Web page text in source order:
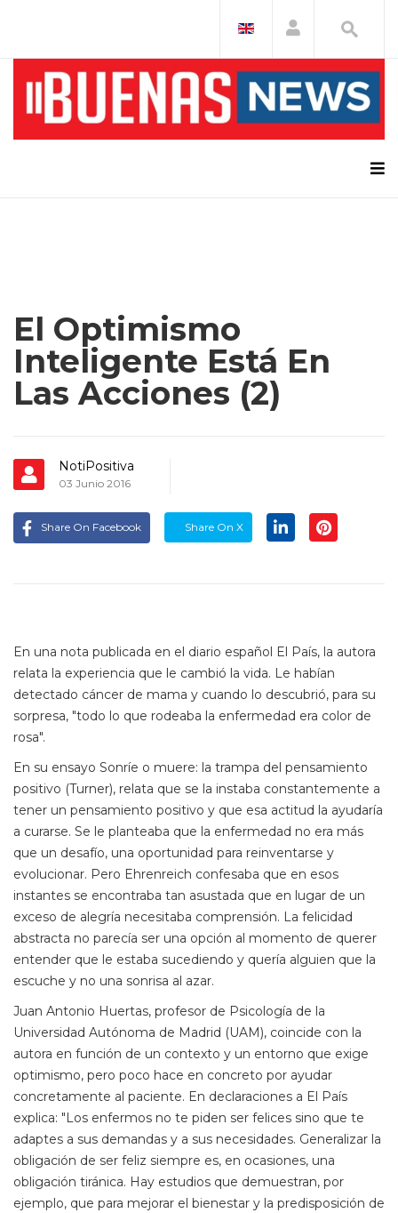
El Optimismo
Inteligente Está En
Las Acciones (2)
NotiPositiva
03 Junio 2016
Share On Facebook Share On X
En una nota publicada en el diario español El País, la autora
relata la experiencia que le cambió la vida. Le habían
detectado cáncer de mama y cuando lo descubrió, para su
sorpresa, "todo lo que rodeaba la enfermedad era color de
rosa".
En su ensayo Sonríe o muere: la trampa del pensamiento
positivo (Turner), relata que se la instaba constantemente a
tener un pensamiento positivo y que esa actitud la ayudaría
a curarse. Se le planteaba que la enfermedad no era más
que un desafío, una oportunidad para reinventarse y
evolucionar. Pero Ehrenreich confesaba que en esos
instantes se encontraba tan asustada que en lugar de un
exceso de alegría necesitaba comprensión. La felicidad
abstracta no parecía ser una opción al momento de querer
entender que le estaba sucediendo y quería alguien que la
escuche y no una sonrisa al azar.
Juan Antonio Huertas, profesor de Psicología de la
Universidad Autónoma de Madrid (UAM), coincide con la
autora en función de un contexto y un entorno que exige
optimismo, pero poco hace en concreto por ayudar
concretamente al paciente. En declaraciones a El País
explica: "Los enfermos no te piden ser felices sino que te
adaptes a sus demandas y a sus necesidades. Generalizar la
obligación de ser feliz siempre es, en ocasiones, una
obligación tiránica. Hay estudios que demuestran, por
ejemplo, que para mejorar el bienestar y la predisposición de